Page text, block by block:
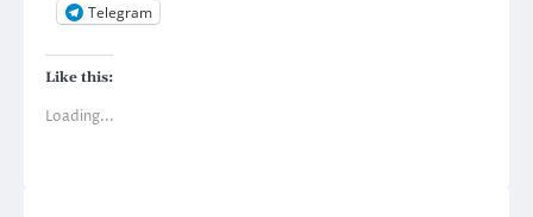
Telegram
Like this:
Loading...